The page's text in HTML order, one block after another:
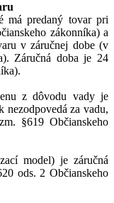
má predaný tovar pri
zákonníka) a
v záručnej dobe (v
Záručná doba je 24
z dôvodu vady je
nezodpovedá za vadu,
§619 Občianskeho
model) je záručná
ods. 2 Občianskeho